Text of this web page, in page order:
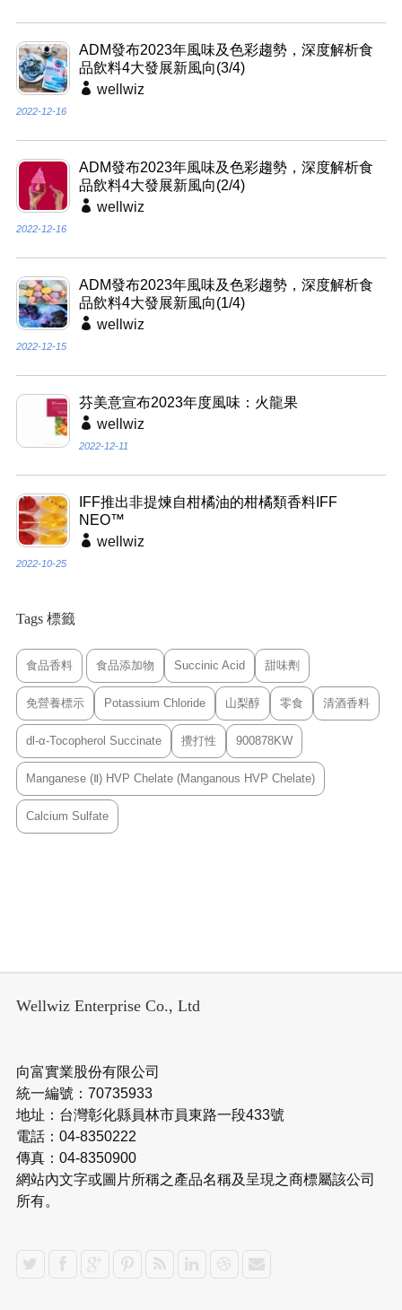
ADM發布2023年風味及色彩趨勢，深度解析食
品飲料4大發展新風向(3/4)
wellwiz
2022-12-16
ADM發布2023年風味及色彩趨勢，深度解析食
品飲料4大發展新風向(2/4)
wellwiz
2022-12-16
ADM發布2023年風味及色彩趨勢，深度解析食
品飲料4大發展新風向(1/4)
wellwiz
2022-12-15
芬美意宣布2023年度風味：火龍果
wellwiz
2022-12-11
IFF推出非提煉自柑橘油的柑橘類香料IFF
NEO™
wellwiz
2022-10-25
Tags 標籤
食品香料 食品添加物 Succinic Acid 甜味劑
免營養標示 Potassium Chloride 山梨醇 零食 清酒香料
dl-α-Tocopherol Succinate 攪打性 900878KW
Manganese (Ⅱ) HVP Chelate (Manganous HVP Chelate)
Calcium Sulfate
Wellwiz Enterprise Co., Ltd
向富實業股份有限公司
統一編號：70735933
地址：台灣彰化縣員林市員東路一段433號
電話：04-8350222
傳真：04-8350900
網站內文字或圖片所稱之產品名稱及呈現之商標屬該公司
所有。